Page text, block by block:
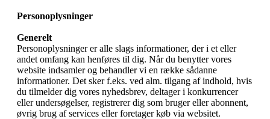
Personoplysninger
Generelt
Personoplysninger er alle slags informationer, der i et eller
andet omfang kan henføres til dig. Når du benytter vores
website indsamler og behandler vi en række sådanne
informationer. Det sker f.eks. ved alm. tilgang af indhold, hvis
du tilmelder dig vores nyhedsbrev, deltager i konkurrencer
eller undersøgelser, registrerer dig som bruger eller abonnent,
øvrig brug af services eller foretager køb via websitet.